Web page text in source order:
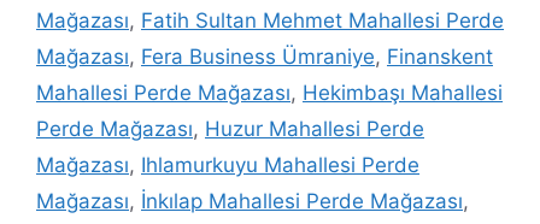
Mağazası, Fatih Sultan Mehmet Mahallesi Perde
Mağazası, Fera Business Ümraniye, Finanskent
Mahallesi Perde Mağazası, Hekimbaşı Mahallesi
Perde Mağazası, Huzur Mahallesi Perde
Mağazası, Ihlamurkuyu Mahallesi Perde
Mağazası, İnkılap Mahallesi Perde Mağazası,